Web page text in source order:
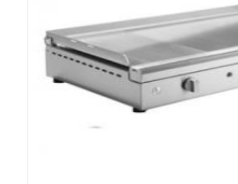
Gamme RAINBOW
Gamme
PLANET
Accessoires
Couvercles
Housses